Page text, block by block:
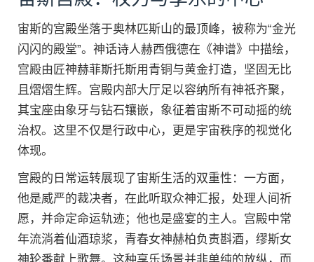
宙斯的宫殿坐落于奥林匹斯山的最顶峰，被称为“金光
闪闪的殿堂”。神话诗人赫西俄德在《神谱》中描绘，
宫殿由匠神赫菲斯托斯用青铜与黄金打造，坚固无比
且熠熠生辉。宫殿内部大厅足以容纳所有神祇齐聚，
其宝座由象牙与钻石镶嵌，象征着宙斯不可动摇的统
治权。这里不仅是行政中心，更是宇宙秩序的视觉化
体现。
宫殿的日常运转展现了宙斯生活的双重性：一方面，
他是威严的裁决者，在此听取众神汇报，处理人间祈
愿，并命定命运轨迹；他也是盛宴的主人。宫殿中常
年流淌着仙酒琼浆，青春女神赫柏负责斟酒，缪斯女
神轮番献上歌舞。这种享乐场景并非单纯的放纵，而